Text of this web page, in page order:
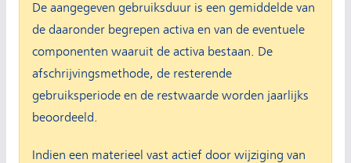
De aangegeven gebruiksduur is een gemiddelde van
de daaronder begrepen activa en van de eventuele
componenten waaruit de activa bestaan. De
afschrijvingsmethode, de resterende
gebruiksperiode en de restwaarde worden jaarlijks
beoordeeld.
Indien een materieel vast actief door wijziging van